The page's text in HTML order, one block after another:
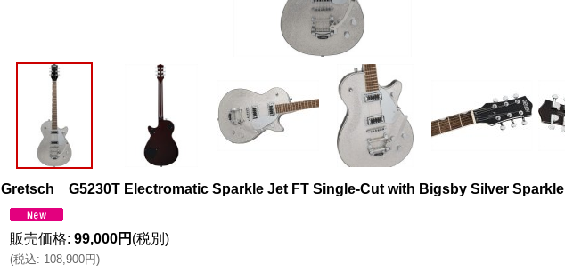
Gretsch G5230T Electromatic Sparkle Jet FT Single-Cut with Bigsby Silver Sparkle
販売価格: 99,000円 (税別)
(税込: 108,900円)